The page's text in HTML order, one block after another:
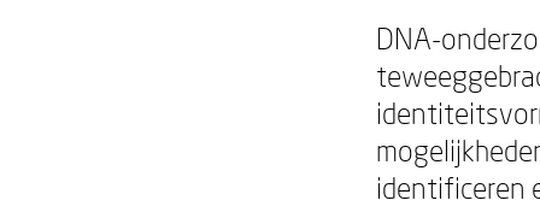
DNA-
identificeren